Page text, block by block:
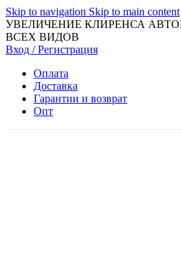
Skip to navigation Skip to main content
УВЕЛИЧЕНИЕ КЛИРЕНСА
ВСЕХ ВИДОВ
Вход / Регистрация
Оплата
Доставка
Гарантии и возврат
Опт